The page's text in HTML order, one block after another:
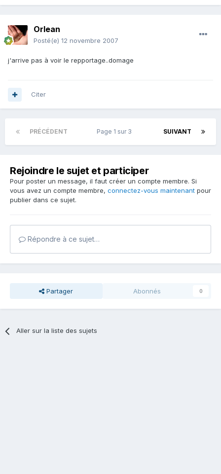
Orlean
Posté(e) 12 novembre 2007
j'arrive pas à voir le repportage..domage
Citer
PRÉCÉDENT SUIVANT
Page 1 sur 3
Rejoindre le sujet et participer
Pour poster un message, il faut créer un compte membre. Si
vous avez un compte membre, connectez-vous maintenant pour
publier dans ce sujet.
Répondre à ce sujet…
Partager Abonnés 0
Aller sur la liste des sujets